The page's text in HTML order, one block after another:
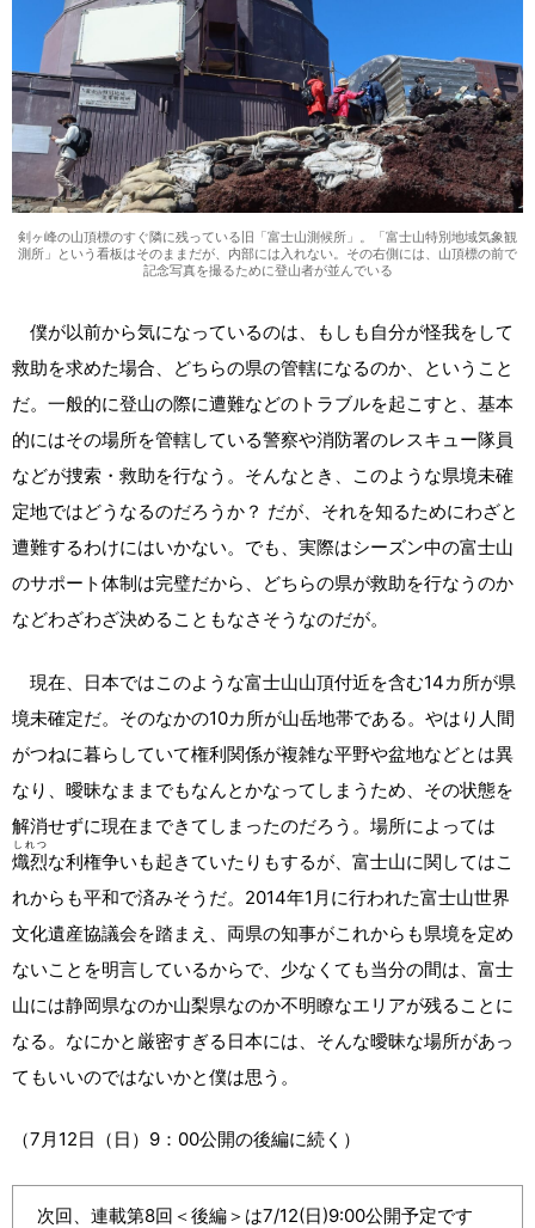
剣ヶ峰の山頂標のすぐ隣に残っている旧「富士山測候所」。「富士山特別地域気象観
測所」という看板はそのままだが、内部には入れない。その右側には、山頂標の前で
記念写真を撮るために登山者が並んでいる
僕が以前から気になっているのは、もしも自分が怪我をして
救助を求めた場合、どちらの県の管轄になるのか、ということ
だ。一般的に登山の際に遭難などのトラブルを起こすと、基本
的にはその場所を管轄している警察や消防署のレスキュー隊員
などが捜索・救助を行なう。そんなとき、このような県境未確
定地ではどうなるのだろうか？ だが、それを知るためにわざと
遭難するわけにはいかない。でも、実際はシーズン中の富士山
のサポート体制は完璧だから、どちらの県が救助を行なうのか
などわざわざ決めることもなさそうなのだが。
現在、日本ではこのような富士山山頂付近を含む14カ所が県
境未確定だ。そのなかの10カ所が山岳地帯である。やはり人間
がつねに暮らしていて権利関係が複雑な平野や盆地などとは異
なり、曖昧なままでもなんとかなってしまうため、その状態を
解消せずに現在まできてしまったのだろう。場所によっては
熾烈
しれつ
な利権争いも起きていたりもするが、富士山に関してはこ
れからも平和で済みそうだ。2014年1月に行われた富士山世界
文化遺産協議会を踏まえ、両県の知事がこれからも県境を定め
ないことを明言しているからで、少なくても当分の間は、富士
山には静岡県なのか山梨県なのか不明瞭なエリアが残ることに
なる。なにかと厳密すぎる日本には、そんな曖昧な場所があっ
てもいいのではないかと僕は思う。
（7月12日（日）9：00公開の後編に続く）
次回、連載第8回＜後編＞は7/12(日)9:00公開予定です